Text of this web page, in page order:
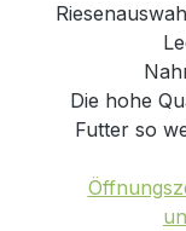
Die hohe
Futter so